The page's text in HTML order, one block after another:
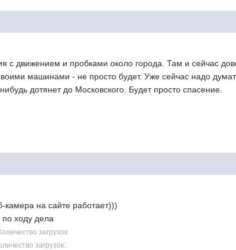
с движением и пробками около города. Там и сейчас
машинами - не просто будет. Уже сейчас надо
дотянет до Московского. Будет просто спасение.
на сайте работает)))
ходу дела
загрузок:
загрузок: